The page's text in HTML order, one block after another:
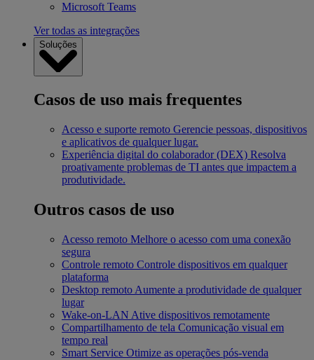
Microsoft Teams
Ver todas as integrações
Soluções
Casos de uso mais frequentes
Acesso e suporte remoto Gerencie pessoas, dispositivos
e aplicativos de qualquer lugar.
Experiência digital do colaborador (DEX) Resolva
proativamente problemas de TI antes que impactem a
produtividade.
Outros casos de uso
Acesso remoto Melhore o acesso com uma conexão
segura
Controle remoto Controle dispositivos em qualquer
plataforma
Desktop remoto Aumente a produtividade de qualquer
lugar
Wake-on-LAN Ative dispositivos remotamente
Compartilhamento de tela Comunicação visual em
tempo real
Smart Service Otimize as operações pós-venda